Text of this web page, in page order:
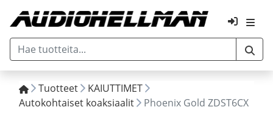
Tuotteet
KAIUTTIMET
Autokohtaiset koaksiaalit
Phoenix Gold ZDST6CX